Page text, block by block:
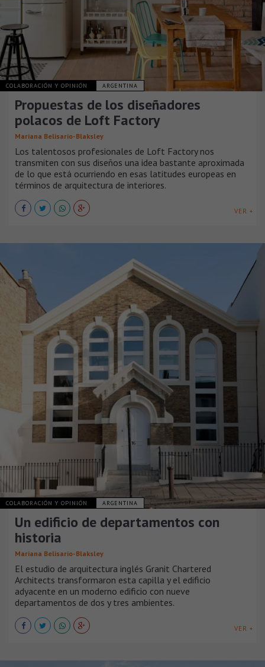
COLABORACIÓN Y OPINIÓN ARGENTINA
Propuestas de los diseñadores
polacos de Loft Factory
Mariana Belisario-Blaksley
Los talentosos profesionales de Loft Factory nos
transmiten con sus diseños una idea bastante aproximada
de lo que está ocurriendo en esas latitudes europeas en
términos de arquitectura de interiores.
VER +
COLABORACIÓN Y OPINIÓN ARGENTINA
Un edificio de departamentos con
historia
Mariana Belisario-Blaksley
El estudio de arquitectura inglés Granit Chartered
Architects transformaron esta capilla y el edificio
adyacente en un moderno edificio con nueve
departamentos de dos y tres ambientes.
VER +